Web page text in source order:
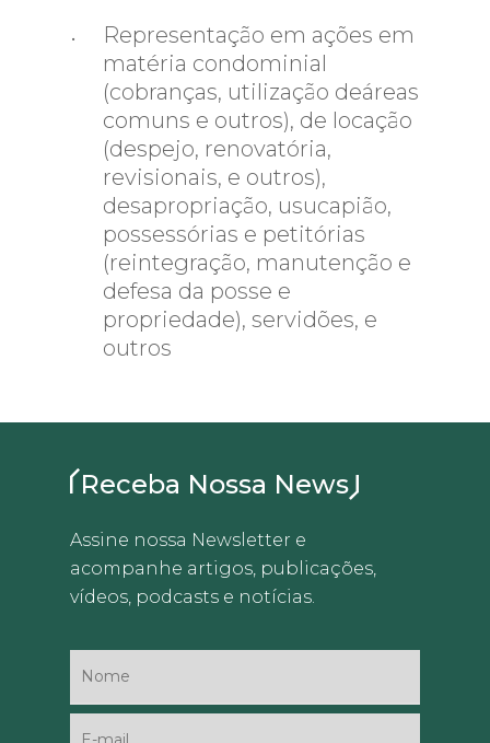
Representação em ações em
matéria condominial
(cobranças, utilização deáreas
comuns e outros), de locação
(despejo, renovatória,
revisionais, e outros),
desapropriação, usucapião,
possessórias e petitórias
(reintegração, manutenção e
defesa da posse e
propriedade), servidões, e
outros
Receba Nossa News
Assine nossa Newsletter e
acompanhe artigos, publicações,
vídeos, podcasts e notícias.